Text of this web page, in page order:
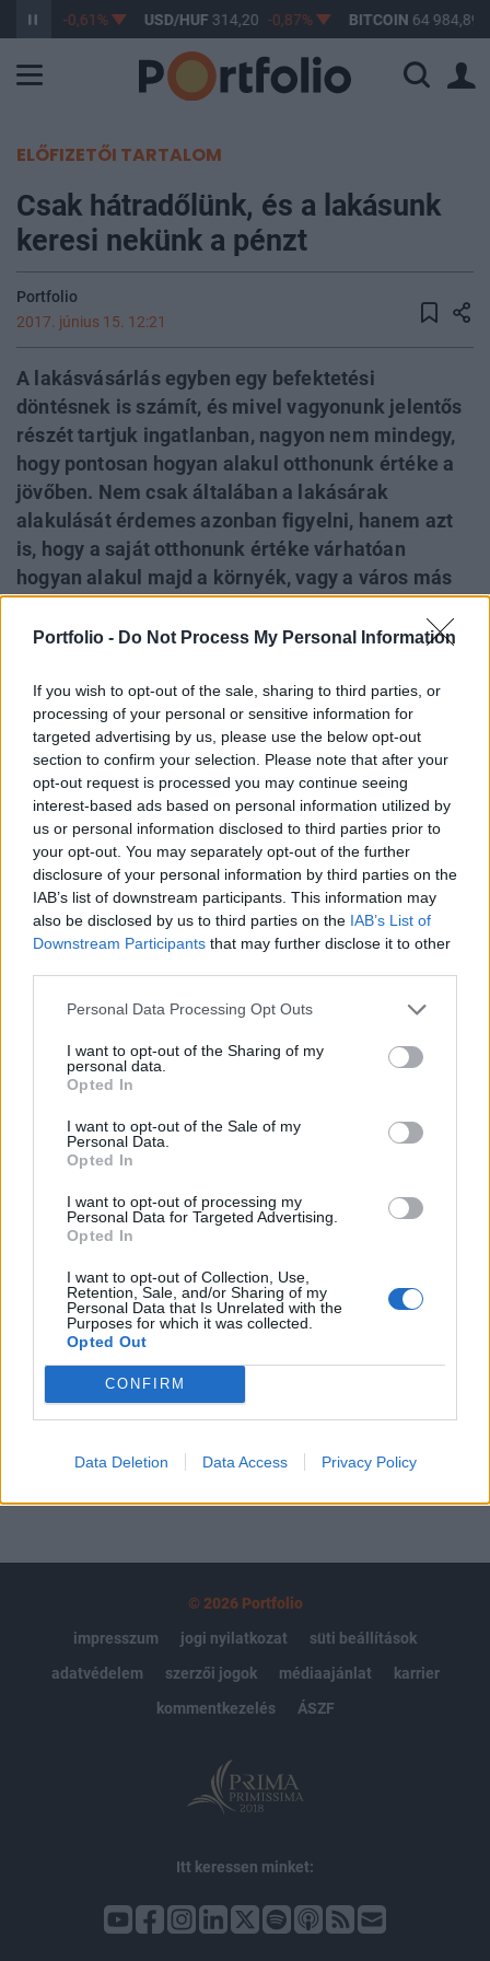
Portfolio - Do Not Process My Personal Information
If you wish to opt-out of the sale, sharing to third parties, or
processing of your personal or sensitive information for
targeted advertising by us, please use the below opt-out
section to confirm your selection. Please note that after your
opt-out request is processed you may continue seeing
interest-based ads based on personal information utilized by
us or personal information disclosed to third parties prior to
your opt-out. You may separately opt-out of the further
disclosure of your personal information by third parties on the
IAB’s list of downstream participants. This information may
also be disclosed by us to third parties on the IAB’s List of
Downstream Participants that may further disclose it to other
Personal Data Processing Opt Outs
I want to opt-out of the Sharing of my
personal data.
Opted In
I want to opt-out of the Sale of my
Personal Data.
Opted In
I want to opt-out of processing my
Personal Data for Targeted Advertising.
Opted In
I want to opt-out of Collection, Use,
Retention, Sale, and/or Sharing of my
Personal Data that Is Unrelated with the
Purposes for which it was collected.
Opted Out
CONFIRM
Data Deletion Data Access Privacy Policy
363,17 -0,61% USD/HUF314,20 -0,87% BITCOIN64 984,89
ELŐFIZETŐI TARTALOM
Csak hátradőlünk, és a lakásunk
keresi nekünk a pénzt
Portfolio
2017. június 15. 12:21
A lakásvásárlás egyben egy befektetési
döntésnek is számít, és mivel vagyonunk jelentős
részét tartjuk ingatlanban, nagyon nem mindegy,
hogy pontosan hogyan alakul otthonunk értéke a
jövőben. Nem csak általában a lakásárak
alakulását érdemes azonban figyelni, hanem azt
is, hogy a saját otthonunk értéke várhatóan
hogyan alakul majd a környék, vagy a város más
területen helyezkedik el, amely felértékelődés
realizálhatunk. Budapesten belül korábban -
részben a 4-es metrónak köszönhetően - a XI.
kerület teljesített ebből a szempontból az egyik
legjobban, ráadásul e városrész kilátásai a jövőre
nézve is kedvezőek lehetnek.
A saját otthon vásárlása - akármennyire nem így
gondolunk rá - valójában egy hosszú távú befektetési
döntés. Ha saját lakással rendelkezünk, az általában
egyben azt is jelenti, hogy vagyonunk jelentős részét tartjuk
ingatlanban, ami igazán indokolttá teszi, hogy külön
befektetésünk értéke a jövőben. A legtöbben...
KEDVES OLVASÓNK!
A keresett cikk a portfolio.hu hírarchívumához
tartozik, melynek olvasása előfizetéses
regisztrációhoz kötött.
Az előfizetés a következőket tartalmazza:
Portfolio.hu teljes cikkarchívum
Kötéslisták: BÉT elmúlt 2 év napon belüli
kötéslistái
© 2026 Portfolio
impresszum
jogi nyilatkozat
süti beállítások
adatvédelem
szerzői jogok médiaajánlat
karrier
kommentkezelés
ÁSZF
Itt keressen minket: